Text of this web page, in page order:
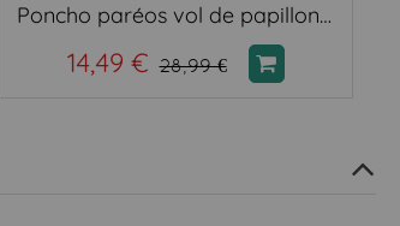
Poncho paréos vol de papillon bleu nuit
14,49 € 28,99 €